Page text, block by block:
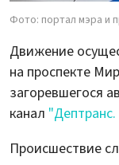
Фото: портал мэра и
Движение
на проспекте
загоревшегося
канал
Происшествие